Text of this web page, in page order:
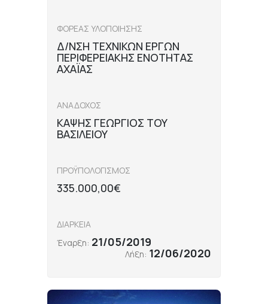
ΦΟΡΕΑΣ ΥΛΟΠΟΙΗΣΗΣ
Δ/ΝΣΗ ΤΕΧΝΙΚΩΝ ΕΡΓΩΝ
ΠΕΡΙΦΕΡΕΙΑΚΗΣ ΕΝΟΤΗΤΑΣ
ΑΧΑΪΑΣ
ΑΝΑΔΟΧΟΣ
ΚΑΨΗΣ ΓΕΩΡΓΙΟΣ ΤΟΥ
ΒΑΣΙΛΕΙΟΥ
ΠΡΟΫΠΟΛΟΓΙΣΜΟΣ
335.000,00€
ΔΙΑΡΚΕΙΑ
Έναρξη: 21/05/2019
Λήξη: 12/06/2020